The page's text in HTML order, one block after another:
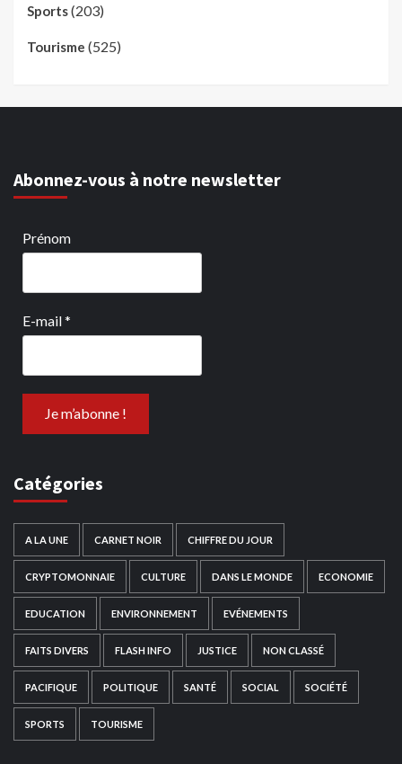
Sports(203)
Tourisme (525)
Abonnez-vous à notre newsletter
Prénom
E-mail*
Catégories
A LA UNE CARNET NOIR CHIFFRE DU JOUR
CRYPTOMONNAIE CULTURE DANS LE MONDE ECONOMIE
EDUCATION ENVIRONNEMENT EVÉNEMENTS
FAITS DIVERS FLASH INFO JUSTICE NON CLASSÉ
PACIFIQUE POLITIQUE SANTÉ SOCIAL SOCIÉTÉ
SPORTS TOURISME